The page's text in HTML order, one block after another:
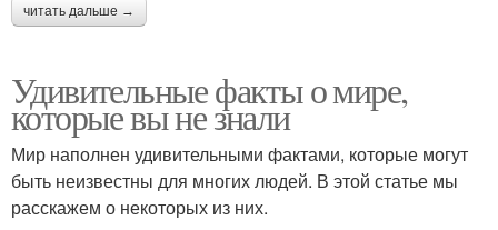
читать дальше →
Удивительные факты о мире,
которые вы не знали
Мир наполнен удивительными фактами, которые могут
быть неизвестны для многих людей. В этой статье мы
расскажем о некоторых из них.